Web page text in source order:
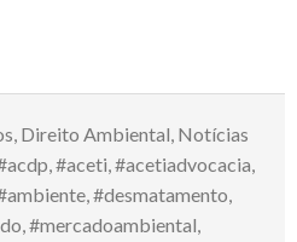
, Direito Ambiental, Notícias
,#aceti,#acetiadvocacia,
,#desmatamento,
,#mercadoambiental,